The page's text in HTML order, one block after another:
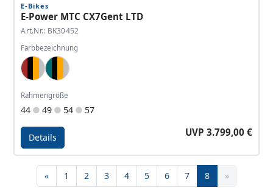
E-Bikes
E-Power MTC CX7Gent LTD
Art.Nr.: BK30452
Farbbezeichnung
Brown, Black, Orange, Silver
Brilliant Petrol, Black, Orange, Light Blue Silver
Rahmengröße
44 49 54 57
Details UVP 3.799,00 €
«Zurück
1 2 3 4 5 6 7 8 »